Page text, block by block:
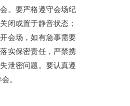
。要严格遵守会场纪
闭或置于静音状态；
会场，如有急事需要
实保密责任，严禁携
泄密问题。要认真遵
。